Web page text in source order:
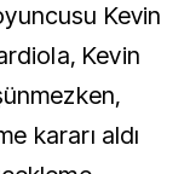
Kevin
Kevin
kararı aldı